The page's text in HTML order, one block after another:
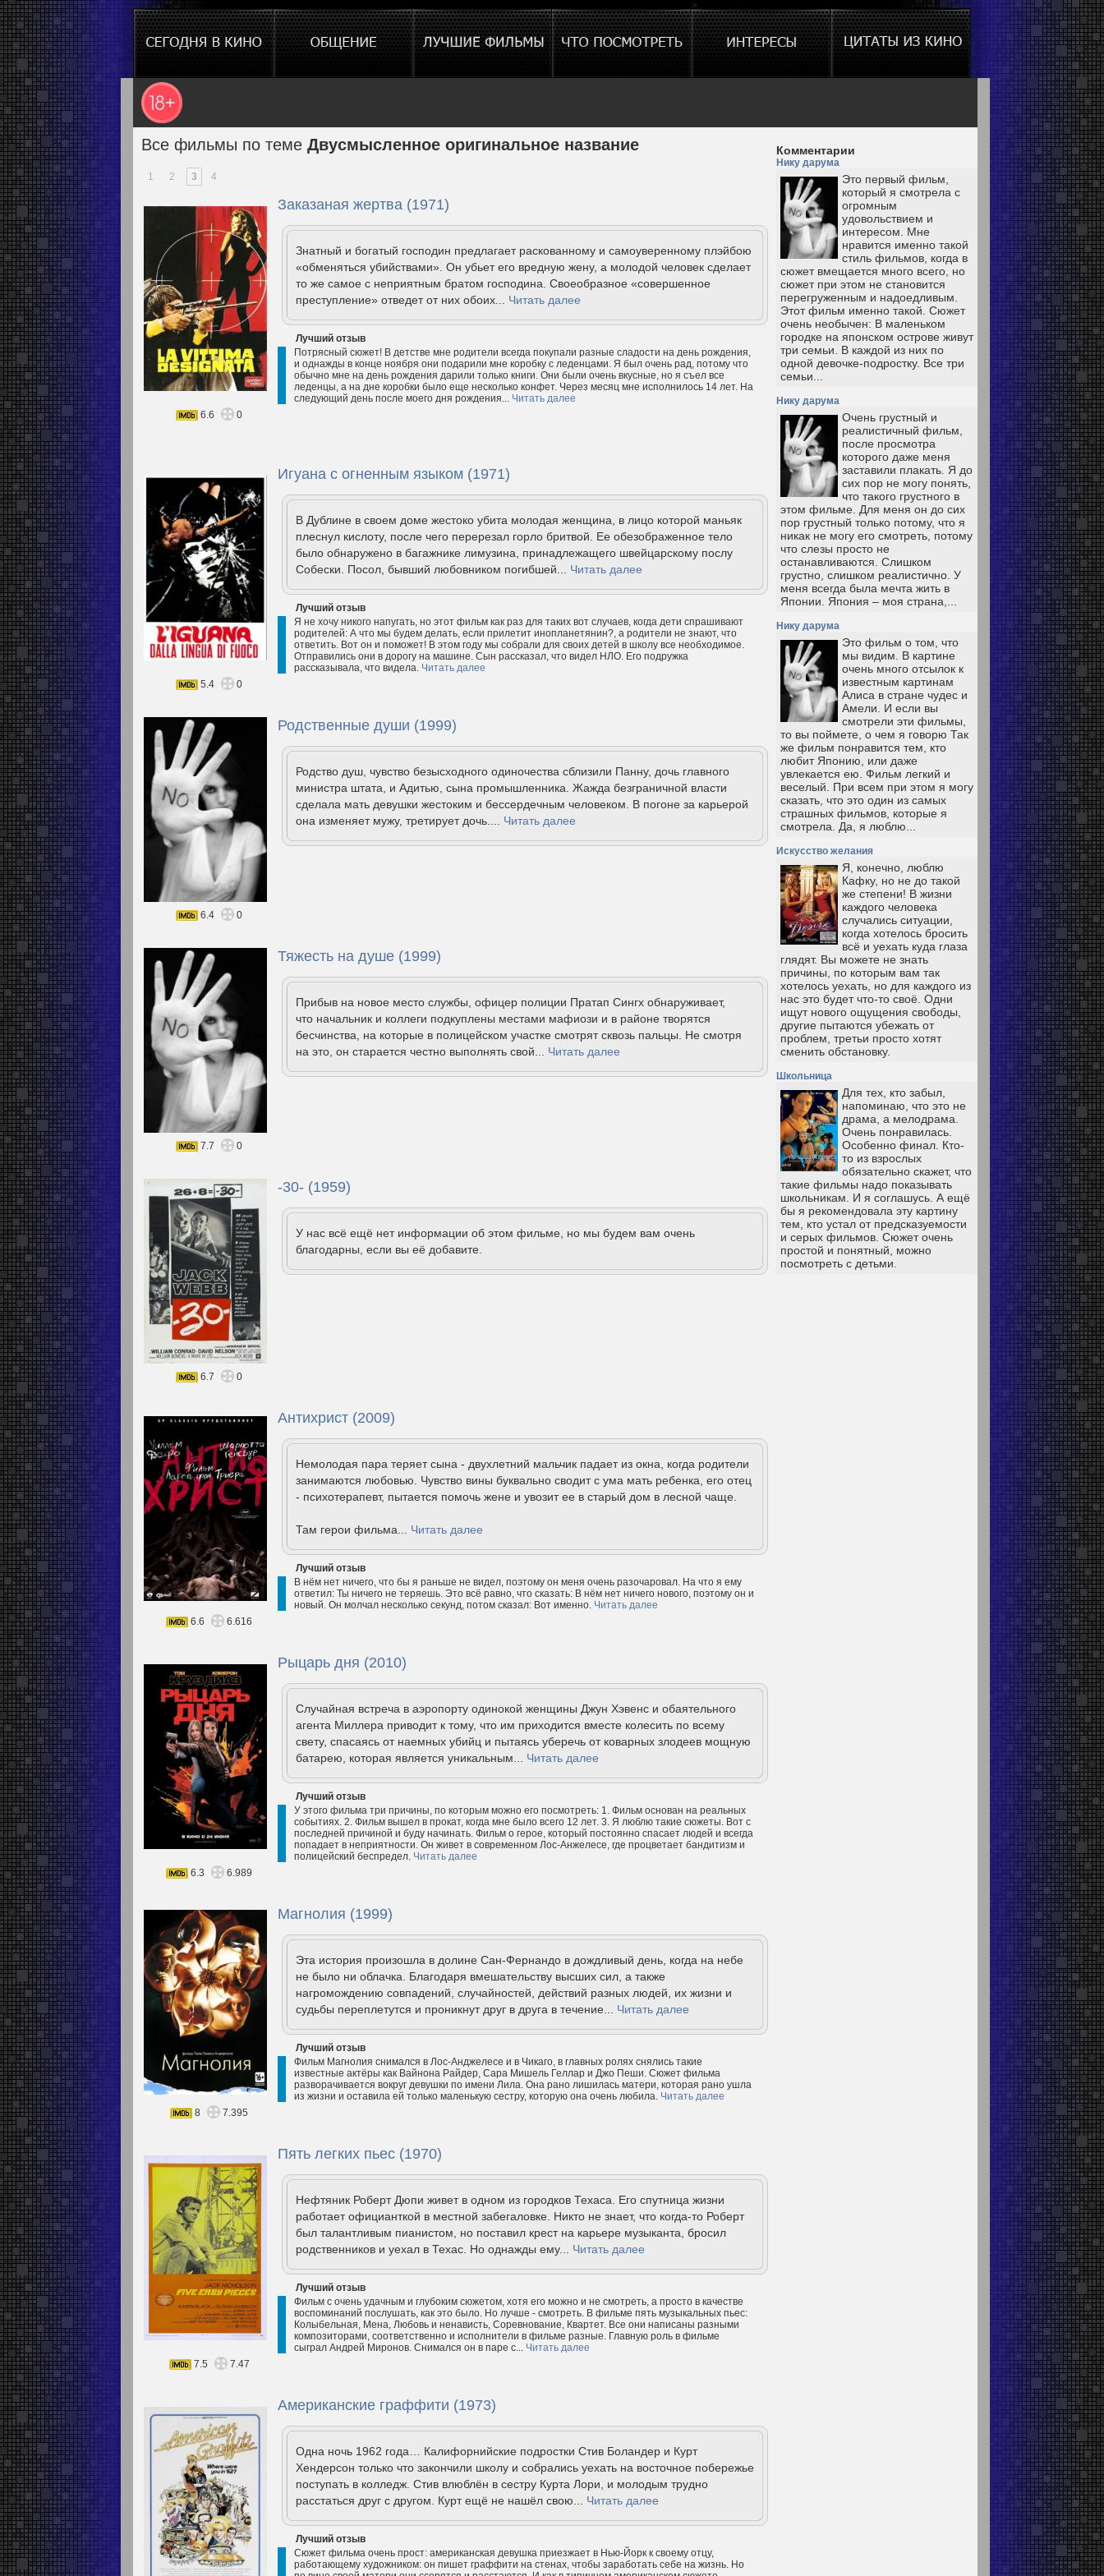
>
Все фильмы по теме Двусмысленное оригинальное название
1 2 3 4
Заказаная жертва (1971)
Знатный и богатый господин предлагает раскованному и самоуверенному плэйбою
«обменяться убийствами». Он убьет его вредную жену, а молодой человек сделает
то же самое с неприятным братом господина. Своеобразное «совершенное
преступление» отведет от них обоих... Читать далее
Лучший отзыв
Потрясный сюжет! В детстве мне родители всегда покупали разные сладости на день рождения,
и однажды в конце ноября они подарили мне коробку с леденцами. Я был очень рад, потому что
обычно мне на день рождения дарили только книги. Они были очень вкусные, но я съел все
леденцы, а на дне коробки было еще несколько конфет. Через месяц мне исполнилось 14 лет. На
следующий день после моего дня рождения... Читать далее
6.6
0
Игуана с огненным языком (1971)
В Дублине в своем доме жестоко убита молодая женщина, в лицо которой маньяк
плеснул кислоту, после чего перерезал горло бритвой. Ее обезображенное тело
было обнаружено в багажнике лимузина, принадлежащего швейцарскому послу
Собески. Посол, бывший любовником погибшей... Читать далее
Лучший отзыв
Я не хочу никого напугать, но этот фильм как раз для таких вот случаев, когда дети спрашивают
родителей: А что мы будем делать, если прилетит инопланетянин?, а родители не знают, что
ответить. Вот он и поможет! В этом году мы собрали для своих детей в школу все необходимое.
Отправились они в дорогу на машине. Сын рассказал, что видел НЛО. Его подружка
рассказывала, что видела. Читать далее
5.4
0
Родственные души (1999)
Родство душ, чувство безысходного одиночества сблизили Панну, дочь главного
министра штата, и Адитью, сына промышленника. Жажда безграничной власти
сделала мать девушки жестоким и бессердечным человеком. В погоне за карьерой
она изменяет мужу, третирует дочь.... Читать далее
6.4 0
Тяжесть на душе (1999)
Прибыв на новое место службы, офицер полиции Пратап Сингх обнаруживает,
что начальник и коллеги подкуплены местами мафиози и в районе творятся
бесчинства, на которые в полицейском участке смотрят сквозь пальцы. Не смотря
на это, он старается честно выполнять свой... Читать далее
7.7 0
-30- (1959)
У нас всё ещё нет информации об этом фильме, но мы будем вам очень
благодарны, если вы её добавите.
6.7 0
Антихрист (2009)
Немолодая пара теряет сына - двухлетний мальчик падает из окна, когда родители
занимаются любовью. Чувство вины буквально сводит с ума мать ребенка, его отец
- психотерапевт, пытается помочь жене и увозит ее в старый дом в лесной чаще.
Там герои фильма... Читать далее
Лучший отзыв
В нём нет ничего, что бы я раньше не видел, поэтому он меня очень разочаровал. На что я ему
ответил: Ты ничего не теряешь. Это всё равно, что сказать: В нём нет ничего нового, поэтому он и
новый. Он молчал несколько секунд, потом сказал: Вот именно. Читать далее
6.6
6.616
Рыцарь дня (2010)
Случайная встреча в аэропорту одинокой женщины Джун Хэвенс и обаятельного
агента Миллера приводит к тому, что им приходится вместе колесить по всему
свету, спасаясь от наемных убийц и пытаясь уберечь от коварных злодеев мощную
батарею, которая является уникальным... Читать далее
Лучший отзыв
У этого фильма три причины, по которым можно его посмотреть: 1. Фильм основан на реальных
событиях. 2. Фильм вышел в прокат, когда мне было всего 12 лет. 3. Я люблю такие сюжеты. Вот с
последней причиной и буду начинать. Фильм о герое, который постоянно спасает людей и всегда
попадает в неприятности. Он живет в современном Лос-Анжелесе, где процветает бандитизм и
полицейский беспредел. Читать далее
6.3
6.989
Магнолия (1999)
Эта история произошла в долине Сан-Фернандо в дождливый день, когда на небе
не было ни облачка. Благодаря вмешательству высших сил, а также
нагромождению совпадений, случайностей, действий разных людей, их жизни и
судьбы переплетутся и проникнут друг в друга в течение... Читать далее
Лучший отзыв
Фильм Магнолия снимался в Лос-Анджелесе и в Чикаго, в главных ролях снялись такие
известные актёры как Вайнона Райдер, Сара Мишель Геллар и Джо Пеши. Сюжет фильма
разворачивается вокруг девушки по имени Лила. Она рано лишилась матери, которая рано ушла
из жизни и оставила ей только маленькую сестру, которую она очень любила. Читать далее
8
7.395
Пять легких пьес (1970)
Нефтяник Роберт Дюпи живет в одном из городков Техаса. Его спутница жизни
работает официанткой в местной забегаловке. Никто не знает, что когда-то Роберт
был талантливым пианистом, но поставил крест на карьере музыканта, бросил
родственников и уехал в Техас. Но однажды ему... Читать далее
Лучший отзыв
Фильм с очень удачным и глубоким сюжетом, хотя его можно и не смотреть, а просто в качестве
воспоминаний послушать, как это было. Но лучше - смотреть. В фильме пять музыкальных пьес:
Колыбельная, Мена, Любовь и ненависть, Соревнование, Квартет. Все они написаны разными
композиторами, соответственно и исполнители в фильме разные. Главную роль в фильме
сыграл Андрей Миронов. Снимался он в паре с... Читать далее
7.5
7.47
Американские граффити (1973)
Одна ночь 1962 года… Калифорнийские подростки Стив Боландер и Курт
Хендерсон только что закончили школу и собрались уехать на восточное побережье
поступать в колледж. Стив влюблён в сестру Курта Лори, и молодым трудно
расстаться друг с другом. Курт ещё не нашёл свою... Читать далее
Лучший отзыв
Сюжет фильма очень прост: американская девушка приезжает в Нью-Йорк к своему отцу,
работающему художником: он пишет граффити на стенах, чтобы заработать себе на жизнь. Но
Комментарии
Нику дарума
Это первый фильм,
который я смотрела с
огромным
удовольствием и
интересом. Мне
нравится именно такой
стиль фильмов, когда в
сюжет вмещается много всего, но
сюжет при этом не становится
перегруженным и надоедливым.
Этот фильм именно такой. Сюжет
очень необычен: В маленьком
городке на японском острове живут
три семьи. В каждой из них по
одной девочке-подростку. Все три
семьи...
Нику дарума
Очень грустный и
реалистичный фильм,
после просмотра
которого даже меня
заставили плакать. Я до
сих пор не могу понять,
что такого грустного в
этом фильме. Для меня он до сих
пор грустный только потому, что я
никак не могу его смотреть, потому
что слезы просто не
останавливаются. Слишком
грустно, слишком реалистично. У
меня всегда была мечта жить в
Японии. Япония – моя страна,...
Нику дарума
Это фильм о том, что
мы видим. В картине
очень много отсылок к
известным картинам
Алиса в стране чудес и
Амели. И если вы
смотрели эти фильмы,
то вы поймете, о чем я говорю Так
же фильм понравится тем, кто
любит Японию, или даже
увлекается ею. Фильм легкий и
веселый. При всем при этом я могу
сказать, что это один из самых
страшных фильмов, которые я
смотрела. Да, я люблю...
Искусство желания
Я, конечно, люблю
Кафку, но не до такой
же степени! В жизни
каждого человека
случались ситуации,
когда хотелось бросить
всё и уехать куда глаза
глядят. Вы можете не знать
причины, по которым вам так
хотелось уехать, но для каждого из
нас это будет что-то своё. Одни
ищут нового ощущения свободы,
другие пытаются убежать от
проблем, третьи просто хотят
сменить обстановку.
Школьница
Для тех, кто забыл,
напоминаю, что это не
драма, а мелодрама.
Очень понравилась.
Особенно финал. Кто-
то из взрослых
обязательно скажет, что
такие фильмы надо показывать
школьникам. И я соглашусь. А ещё
бы я рекомендовала эту картину
тем, кто устал от предсказуемости
и серых фильмов. Сюжет очень
простой и понятный, можно
посмотреть с детьми.